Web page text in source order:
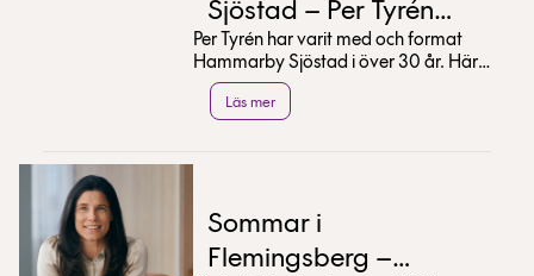
Sjöstad – Per Tyrén
tipsar
Per Tyrén har varit med och format
Hammarby Sjöstad i över 30 år. Här
delar han med sig av sina bästa tips
för en sommar...
Läs mer
Sommar i
Flemingsberg –